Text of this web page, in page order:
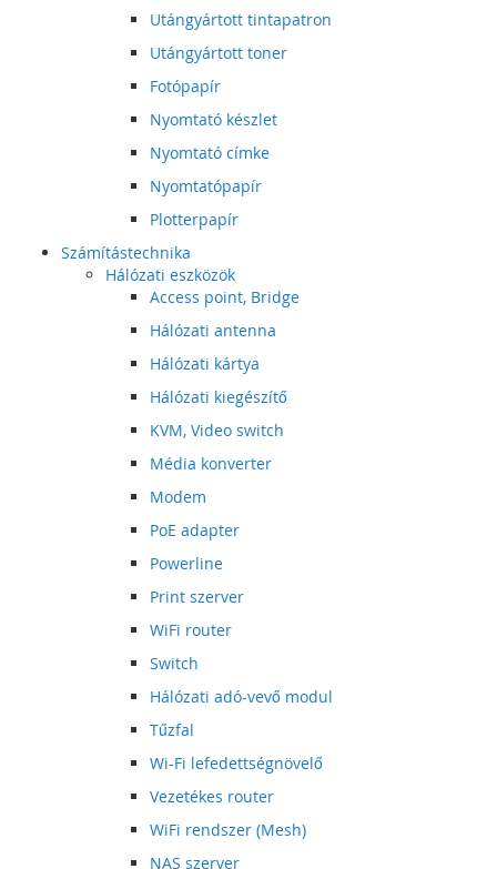
Utángyártott tintapatron
Utángyártott toner
Fotópapír
Nyomtató készlet
Nyomtató címke
Nyomtatópapír
Plotterpapír
Számítástechnika
Hálózati eszközök
Access point, Bridge
Hálózati antenna
Hálózati kártya
Hálózati kiegészítő
KVM, Video switch
Média konverter
Modem
PoE adapter
Powerline
Print szerver
WiFi router
Switch
Hálózati adó-vevő modul
Tűzfal
Wi-Fi lefedettségnövelő
Vezetékes router
WiFi rendszer (Mesh)
NAS szerver